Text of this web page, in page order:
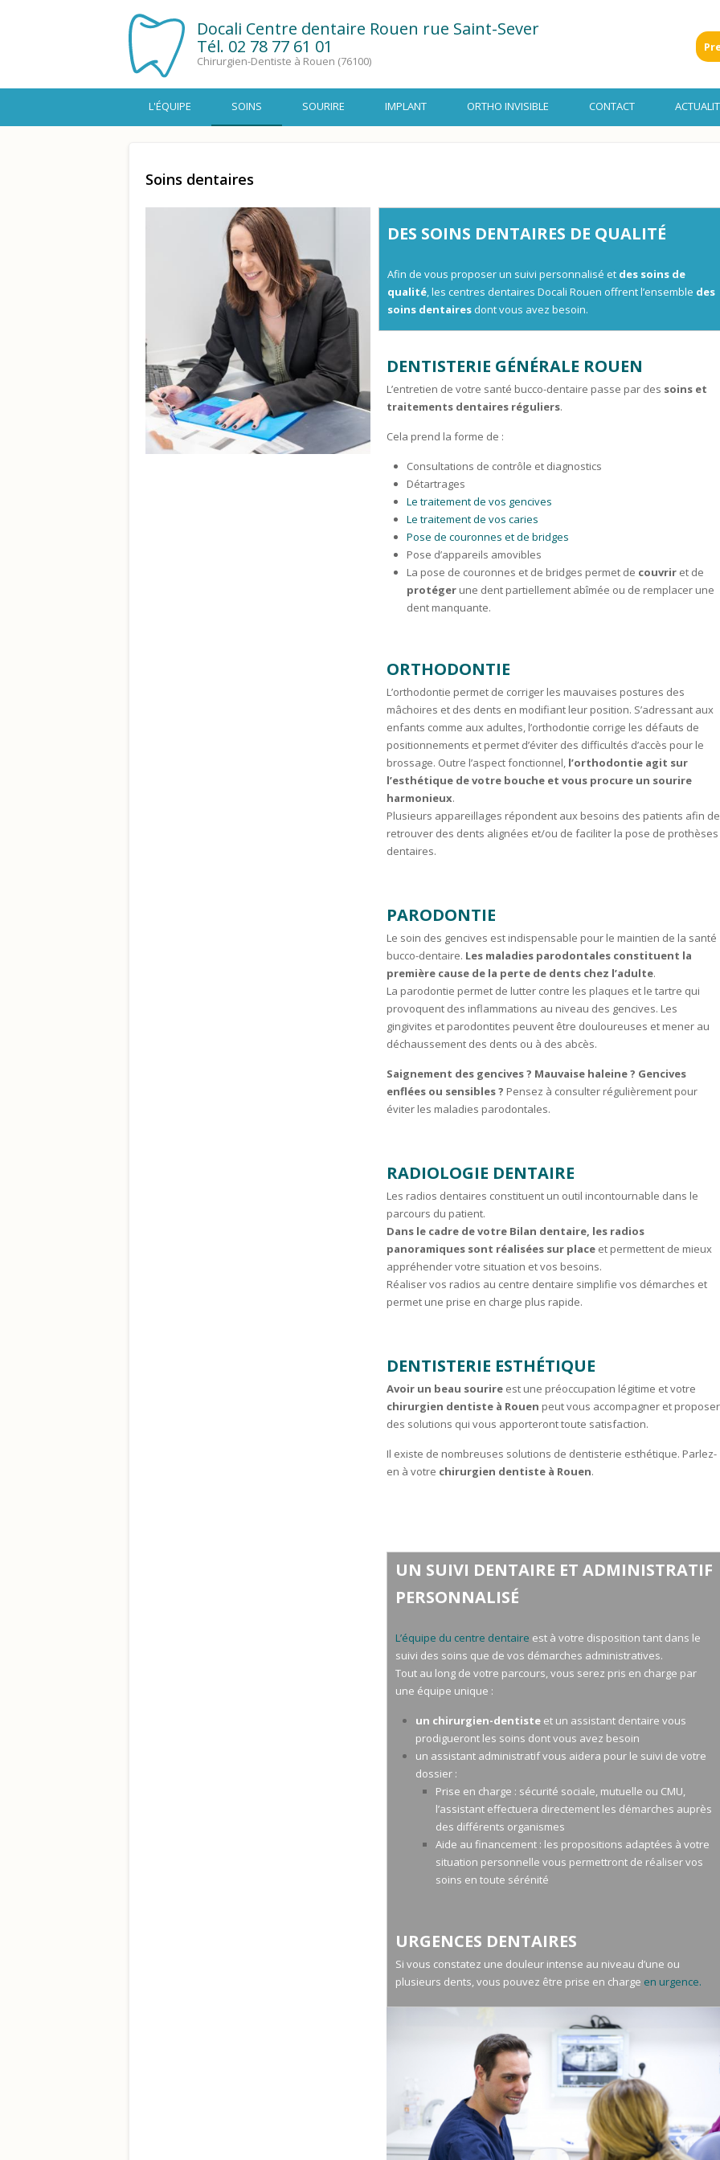
Docali Centre dentaire Rouen rue Saint-Sever
Tél. 02 78 77 61 01
Chirurgien-Dentiste à Rouen (76100)
L'ÉQUIPE SOINS SOURIRE IMPLANT ORTHO INVISIBLE CONTACT
Soins dentaires
DES SOINS DENTAIRES DE QUALITÉ
Afin de vous proposer un suivi personnalisé et des soins de
qualité,les centres dentaires Docali Rouen offrent l’ensemble des
soins dentaires dont vous avez besoin.
DENTISTERIE GÉNÉRALE ROUEN
L’entretien de votre santé bucco-dentaire passe par des soins et
traitements dentaires réguliers.
Cela prend la forme de :
Consultations de contrôle et diagnostics
Détartrages
Le traitement de vos gencives
Le traitement de vos caries
Pose de couronnes et de bridges
Pose d’appareils amovibles
La pose de couronnes et de bridges permet de couvrir et de
protéger une dent partiellement abîmée ou de remplacer une
dent manquante.
ORTHODONTIE
L’orthodontie permet de corriger les mauvaises postures des
mâchoires et des dents en modifiant leur position. S’adressant aux
enfants comme aux adultes, l’orthodontie corrige les défauts de
positionnements et permet d’éviter des difficultés d’accès pour le
brossage. Outre l’aspect fonctionnel, l’orthodontie agit sur
l’esthétique de votre bouche et vous procure un sourire
harmonieux.
Plusieurs appareillages répondent aux besoins des patients afin de
retrouver des dents alignées et/ou de faciliter la pose de prothèses
dentaires.
PARODONTIE
Le soin des gencives est indispensable pour le maintien de la santé
bucco-dentaire. Les maladies parodontales constituent la
première cause de la perte de dents chez l’adulte.
La parodontie permet de lutter contre les plaques et le tartre qui
provoquent des inflammations au niveau des gencives. Les
gingivites et parodontites peuvent être douloureuses et mener au
déchaussement des dents ou à des abcès.
Saignement des gencives ? Mauvaise haleine ? Gencives
enflées ou sensibles ? Pensez à consulter régulièrement pour
éviter les maladies parodontales.
RADIOLOGIE DENTAIRE
Les radios dentaires constituent un outil incontournable dans le
parcours du patient.
Dans le cadre de votre Bilan dentaire, les radios
panoramiques sont réalisées sur place et permettent de mieux
appréhender votre situation et vos besoins.
Réaliser vos radios au centre dentaire simplifie vos démarches et
permet une prise en charge plus rapide.
DENTISTERIE ESTHÉTIQUE
Avoir un beau sourire est une préoccupation légitime et votre
chirurgien dentiste à Rouen peut vous accompagner et proposer
des solutions qui vous apporteront toute satisfaction.
Il existe de nombreuses solutions de dentisterie esthétique. Parlez-
en à votre chirurgien dentiste à Rouen.
UN SUIVI DENTAIRE ET ADMINISTRATIF
PERSONNALISÉ
L’équipe du centre dentaire est à votre disposition tant dans le
suivi des soins que de vos démarches administratives.
Tout au long de votre parcours, vous serez pris en charge par
une équipe unique :
un chirurgien-dentiste et un assistant dentaire vous
prodigueront les soins dont vous avez besoin
un assistant administratif vous aidera pour le suivi de votre
dossier :
Prise en charge : sécurité sociale, mutuelle ou CMU,
l’assistant effectuera directement les démarches auprès
des différents organismes
Aide au financement : les propositions adaptées à votre
situation personnelle vous permettront de réaliser vos
soins en toute sérénité
URGENCES DENTAIRES
Si vous constatez une douleur intense au niveau d’une ou
plusieurs dents, vous pouvez être prise en charge en urgence.